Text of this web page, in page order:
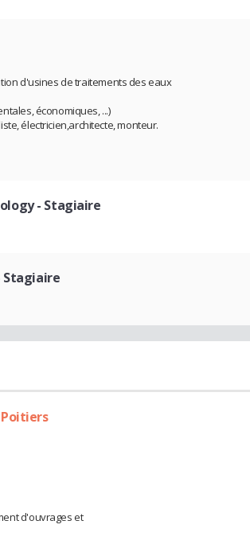
d'usines de traitements des eaux
économiques, ...)
électricien,architecte, monteur.
- Stagiaire
d'ouvrages et